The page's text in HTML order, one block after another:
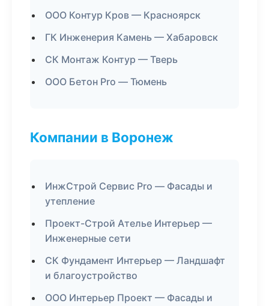
ООО Контур Кров — Красноярск
ГК Инженерия Камень — Хабаровск
СК Монтаж Контур — Тверь
ООО Бетон Pro — Тюмень
Компании в Воронеж
ИнжСтрой Сервис Pro — Фасады и
утепление
Проект-Строй Ателье Интерьер —
Инженерные сети
СК Фундамент Интерьер — Ландшафт
и благоустройство
ООО Интерьер Проект — Фасады и